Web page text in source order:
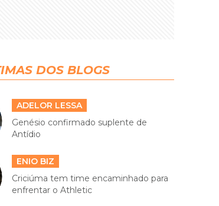
DOS BLOGS
ADELOR LESSA
Genésio confirmado suplente de
Antídio
ENIO BIZ
Criciúma tem time encaminhado para
enfrentar o Athletic